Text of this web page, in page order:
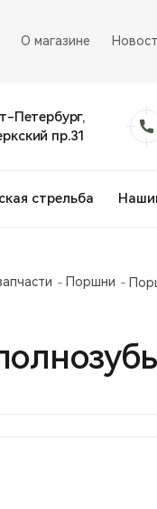
О магазине
Петербург,
пр.31
стрельба
Поршни